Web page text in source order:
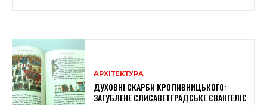
АРХІТЕКТУРА
ДУХОВНІ СКАРБИ КРОПИВНИЦЬКОГО:
ЗАГУБЛЕНЕ ЄЛИСАВЕТГРАДСЬКЕ ЄВАНГЕЛІЄ